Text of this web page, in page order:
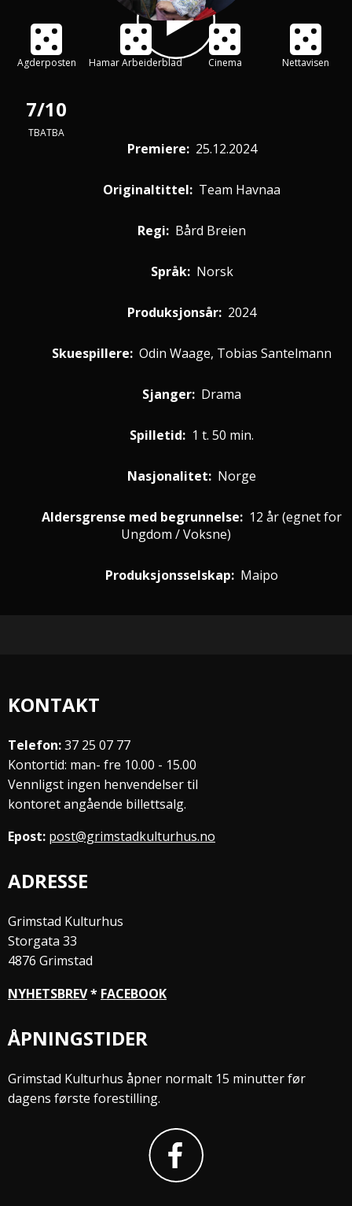
Agderposten Hamar Arbeiderblad Cinema Nettavisen
7/10
TBATBA
Premiere: 25.12.2024
Originaltittel: Team Havnaa
Regi: Bård Breien
Språk: Norsk
Produksjonsår: 2024
Skuespillere: Odin Waage, Tobias Santelmann
Sjanger: Drama
Spilletid: 1 t. 50 min.
Nasjonalitet: Norge
Aldersgrense med begrunnelse: 12 år(egnet for
Ungdom / Voksne)
Produksjonsselskap: Maipo
KONTAKT
Telefon:37 25 07 77
Kontortid: man- fre 10.00 - 15.00
Vennligst ingen henvendelser til
kontoret angående billettsalg.
Epost: post@grimstadkulturhus.no
ADRESSE
Grimstad Kulturhus
Storgata 33
4876 Grimstad
NYHETSBREV* FACEBOOK
ÅPNINGSTIDER
Grimstad Kulturhus åpner normalt 15 minutter før
dagens første forestilling.